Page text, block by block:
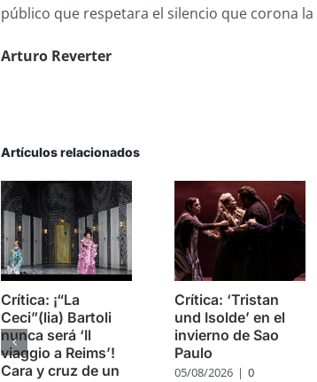
público que respetara el silencio que corona la
Arturo Reverter
Artículos relacionados
Crítica: ¡“La
Ceci”(lia) Bartoli
nunca será ‘Il
viaggio a Reims’!
Cara y cruz de un
Crítica: ‘Tristan
und Isolde’ en el
invierno de Sao
Paulo
05/08/2026 | 0